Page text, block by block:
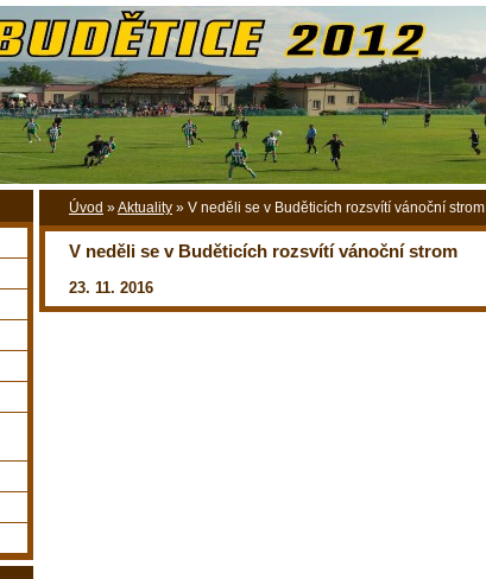
Úvod »Aktuality » V neděli se v Buděticích rozsvítí vánoční strom
V neděli se v Buděticích rozsvítí vánoční strom
23. 11. 2016